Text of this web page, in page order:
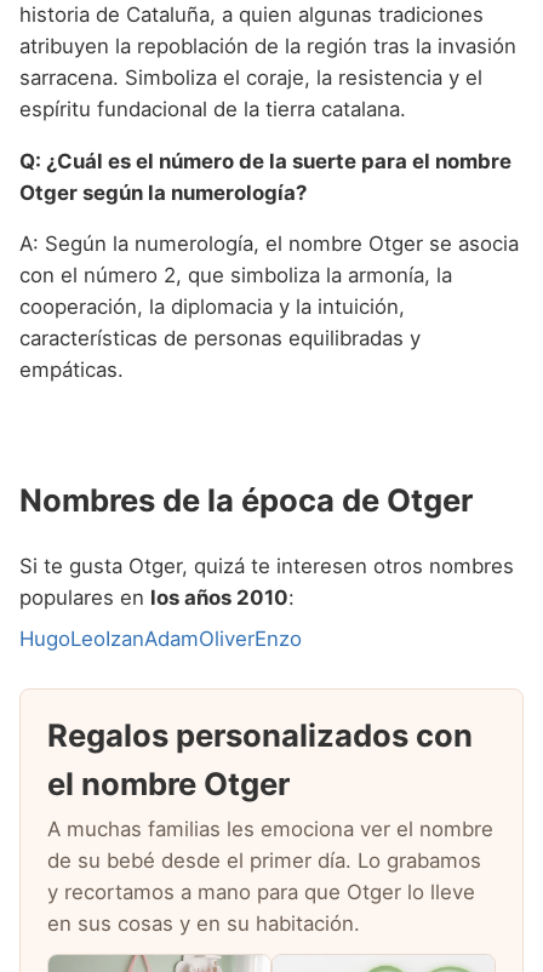
historia de Cataluña, a quien algunas tradiciones
atribuyen la repoblación de la región tras la invasión
sarracena. Simboliza el coraje, la resistencia y el
espíritu fundacional de la tierra catalana.
Q: ¿Cuál es el número de la suerte para el nombre
Otger según la numerología?
A: Según la numerología, el nombre Otger se asocia
con el número 2, que simboliza la armonía, la
cooperación, la diplomacia y la intuición,
características de personas equilibradas y
empáticas.
Nombres de la época de Otger
Si te gusta Otger, quizá te interesen otros nombres
populares en los años 2010:
HugoLeoIzanAdamOliverEnzo
Regalos personalizados con
el nombre Otger
A muchas familias les emociona ver el nombre
de su bebé desde el primer día. Lo grabamos
y recortamos a mano para que Otger lo lleve
en sus cosas y en su habitación.